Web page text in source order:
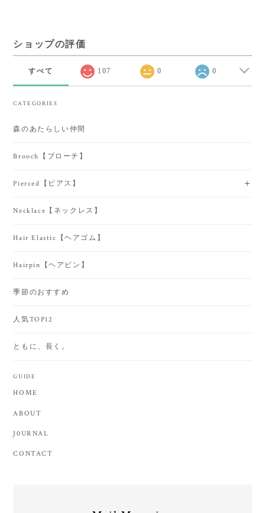
ショップの評価
すべて 107 0 0
CATEGORIES
森のあたらしい仲間
Brooch【ブローチ】
Pierced【ピアス】
Necklace【ネックレス】
Hair Elastic【ヘアゴム】
Hairpin【ヘアピン】
季節のおすすめ
人気TOP12
ともに、長く。
GUIDE
HOME
ABOUT
J0URNAL
CONTACT